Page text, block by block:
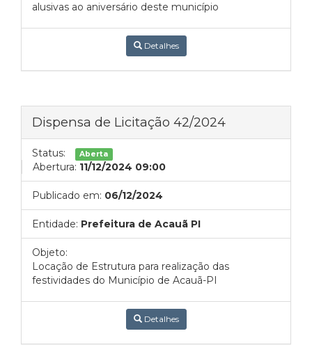
alusivas ao aniversário deste município
Detalhes
Dispensa de Licitação 42/2024
Status: Aberta
Abertura: 11/12/2024 09:00
Publicado em: 06/12/2024
Entidade: Prefeitura de Acauã PI
Objeto:
Locação de Estrutura para realização das
festividades do Município de Acauã-PI
Detalhes